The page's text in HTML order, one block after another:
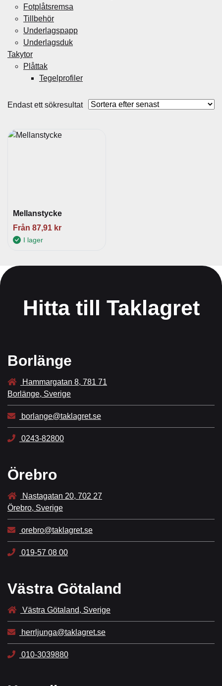
Fotplåtsremsa
Tillbehör
Underlagspapp
Underlagsduk
Takytor
Plåttak
Tegelprofiler
Endast ett sökresultat
Mellanstycke
Från 87,91 kr
I lager
Hitta till Taklagret
Borlänge
Hammargatan 8, 781 71
Borlänge, Sverige
borlange@taklagret.se
0243-82800
Örebro
Nastagatan 20, 702 27
Örebro, Sverige
orebro@taklagret.se
019-57 08 00
Västra Götaland
Västra Götaland, Sverige
herrljunga@taklagret.se
010-3039880